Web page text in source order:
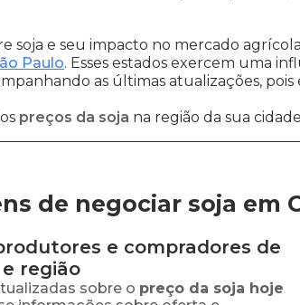
soja e seu impacto no mercado
Paulo. Esses estados exercem uma
as últimas atualizações,
preços da soja na região da sua
de negociar soja em
e compradores de
e região
sobre o preço da soja hoje